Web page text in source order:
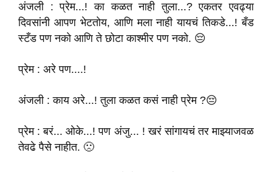
अंजली : प्रेम...! का कळत नाही तुला...? एकतर एवढ्या
दिवसांनी आपण भेटतोय, आणि मला नाही यायचं तिकडे...! बँड
स्टँड पण नको आणि ते छोटा काश्मीर पण नको. 😔
प्रेम : अरे पण....!
अंजली : काय अरे...! तुला कळत कसं नाही प्रेम ?😔
प्रेम : बरं... ओके...! पण अंजु... ! खरं सांगायचं तर माझ्याजवळ
तेवढे पैसे नाहीत. 🙁